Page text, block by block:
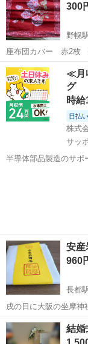
300
野幌
座布団カバー 赤2枚 青2枚 断捨離しており、これか
がないため必要なかたにお譲りします
未使用ですが、長期自
などダメージ、メモ書
北海道 江別市
≪月
グ
時給
日払い
株式
サッ
半導体部品製造のサポ
安産
960
長都
戌の日に大阪の坐摩神
帯です サラシタイプ
北海道 千歳市
結婚